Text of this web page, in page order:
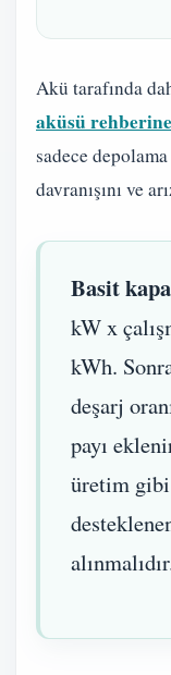
Akü tarafında
aküsü rehberine
sadece
davranışını ve
Basit
kW x
kWh.
deşarj
payı
üretim